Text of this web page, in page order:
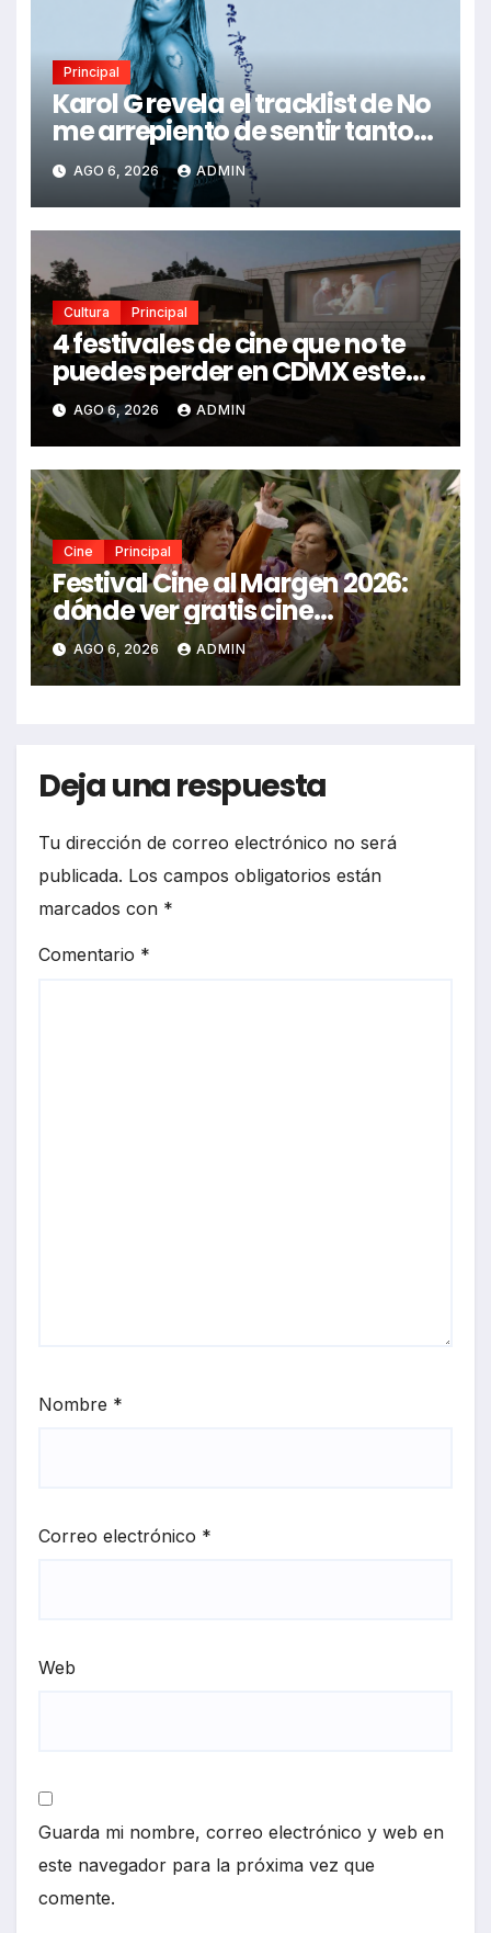
Principal
Karol G revela el tracklist de No
me arrepiento de sentir tanto:
Drake, Bruno Mars y más
estrellas se suman al álbum
AGO 6, 2026 ADMIN
Cultura Principal
4 festivales de cine que no te
puedes perder en CDMX este
2026
AGO 6, 2026 ADMIN
Cine Principal
Festival Cine al Margen 2026:
dónde ver gratis cine
mexicano independiente en
CDMX y en línea
AGO 6, 2026 ADMIN
Deja una respuesta
Tu dirección de correo electrónico no será
publicada. Los campos obligatorios están
marcados con *
Comentario *
Nombre *
Correo electrónico *
Web
Guarda mi nombre, correo electrónico y web en
este navegador para la próxima vez que
comente.